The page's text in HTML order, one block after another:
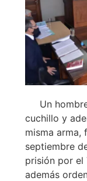
Un hombre
cuchillo y
misma arma,
septiembre
prisión por el
además